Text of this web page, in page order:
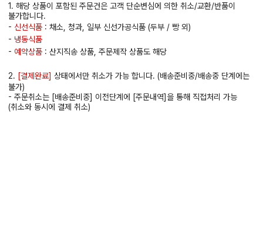
1. 해당 상품이 포함된 주문건은 고객 단순변심에 의한 취소/교환/반품이
불가합니다.
- 신선식품 : 채소, 청과, 일부 신선가공식품 (두부 / 빵 외)
- 냉동식품
- 예약상품 : 산지직송 상품, 주문제작 상품도 해당
2. [결제완료] 상태에서만 취소가 가능 합니다. (배송준비중/배송중 단계에는
불가)
- 주문취소는 [배송준비중] 이전단계에 [주문내역]을 통해 직접처리 가능
(취소와 동시에 결제 취소)